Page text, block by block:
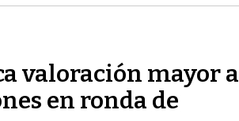
valoración mayor a
en ronda de